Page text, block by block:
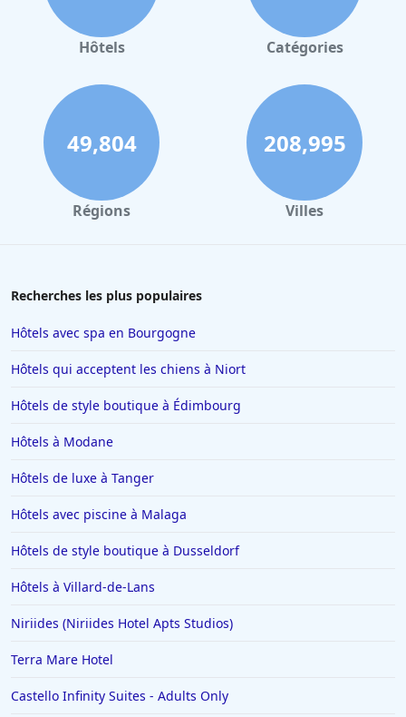
Hôtels à Valence
Hôtels à Gerardmer
Hôtels à Lourdes
Hôtels à Saint-Lary-Soulan
Hôtels à Hendaye
Hôtels à Combloux
Hôtels à Salou
Hôtels à Giverny
Hôtels à Saint-Remy-de-Provence
Hôtels à Chambéry
Hôtels à Tignes
Hôtels dans le Var
Hôtels en Italie
Hôtels à Miami
Hôtels à Megève
Hôtels en Loire Atlantique
Hôtels Catégories
49,804
Régions
208,995
Villes
Recherches les plus populaires
Hôtels avec spa en Bourgogne
Hôtels qui acceptent les chiens à Niort
Hôtels de style boutique à Édimbourg
Hôtels à Modane
Hôtels de luxe à Tanger
Hôtels avec piscine à Malaga
Hôtels de style boutique à Dusseldorf
Hôtels à Villard-de-Lans
Niriides (Niriides Hotel Apts Studios)
Terra Mare Hotel
Castello Infinity Suites - Adults Only